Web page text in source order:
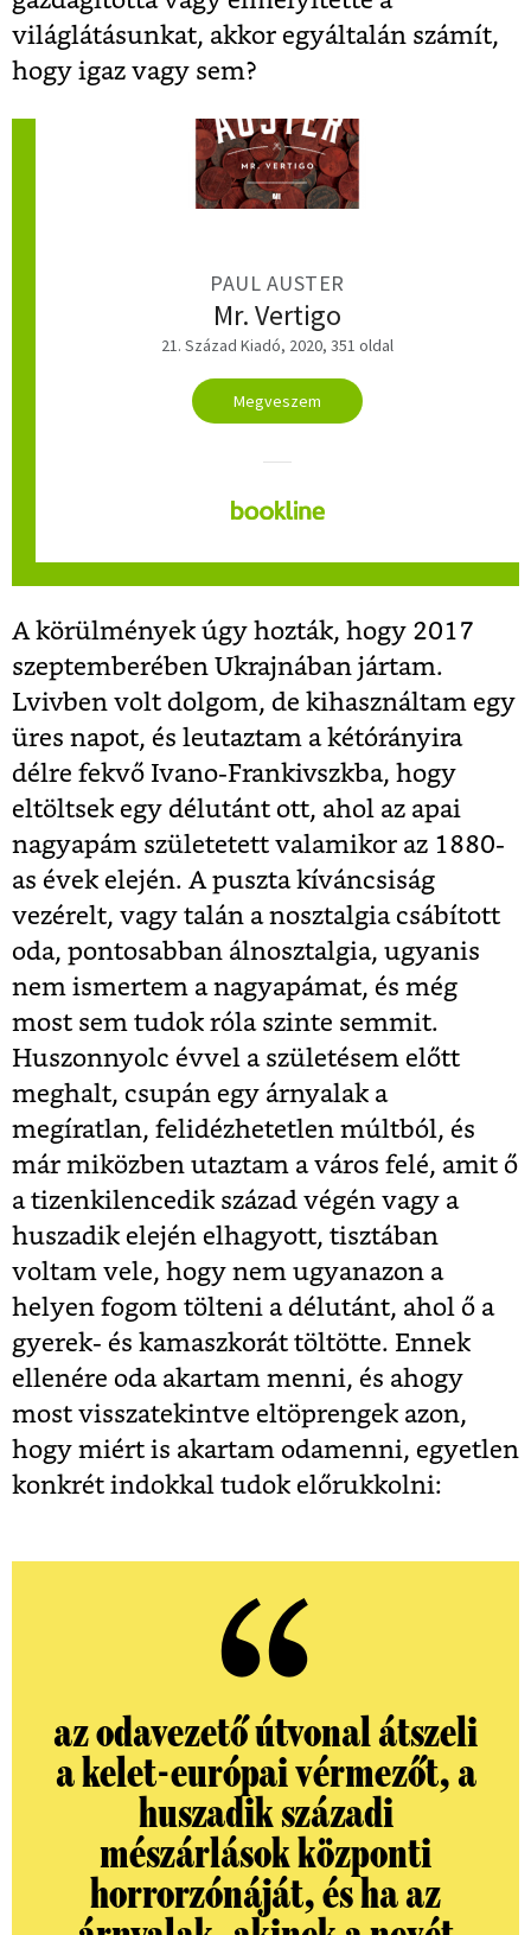
világlátásunkat, akkor egyáltalán számít,
hogy igaz vagy sem?
PAUL AUSTER
Mr. Vertigo
21. Század Kiadó, 2020, 351 oldal
Megveszem
A körülmények úgy hozták, hogy 2017
szeptemberében Ukrajnában jártam.
Lvivben volt dolgom, de kihasználtam egy
üres napot, és leutaztam a kétórányira
délre fekvő Ivano-Frankivszkba, hogy
eltöltsek egy délutánt ott, ahol az apai
nagyapám születetett valamikor az 1880-
as évek elején. A puszta kíváncsiság
vezérelt, vagy talán a nosztalgia csábított
oda, pontosabban álnosztalgia, ugyanis
nem ismertem a nagyapámat, és még
most sem tudok róla szinte semmit.
Huszonnyolc évvel a születésem előtt
meghalt, csupán egy árnyalak a
megíratlan, felidézhetetlen múltból, és
már miközben utaztam a város felé, amit ő
a tizenkilencedik század végén vagy a
huszadik elején elhagyott, tisztában
voltam vele, hogy nem ugyanazon a
helyen fogom tölteni a délutánt, ahol ő a
gyerek- és kamaszkorát töltötte. Ennek
ellenére oda akartam menni, és ahogy
most visszatekintve eltöprengek azon,
hogy miért is akartam odamenni, egyetlen
konkrét indokkal tudok előrukkolni:
az odavezető útvonal átszeli
a kelet-európai vérmezőt, a
huszadik századi
mészárlások központi
horrorzónáját, és ha az